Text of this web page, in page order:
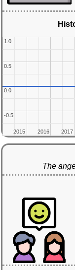
2015
2015 2016
2016 2017
2017
-0.5
-0.5
0.0
0.0
0.5
0.5
1.0
1.0
The